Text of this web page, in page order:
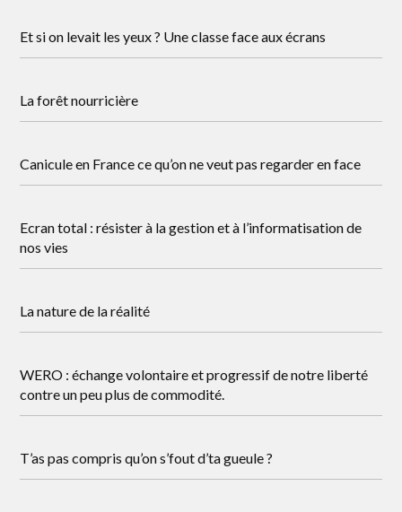
Et si on levait les yeux ? Une classe face aux écrans
La forêt nourricière
Canicule en France ce qu’on ne veut pas regarder en face
Ecran total : résister à la gestion et à l’informatisation de
nos vies
La nature de la réalité
WERO : échange volontaire et progressif de notre liberté
contre un peu plus de commodité.
T’as pas compris qu’on s’fout d’ta gueule ?